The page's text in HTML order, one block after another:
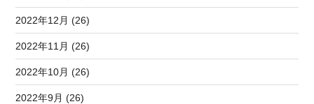
2022年12月 (26)
2022年11月 (26)
2022年10月 (26)
2022年9月 (26)